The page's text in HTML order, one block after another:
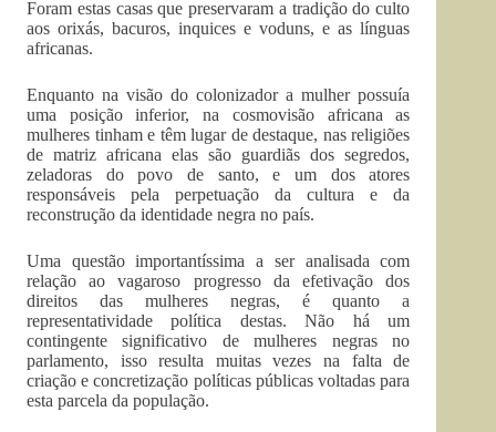
Foram estas casas que preservaram a tradição do culto
aos orixás, bacuros, inquices e voduns, e as línguas
africanas.
Enquanto na visão do colonizador a mulher possuía
uma posição inferior, na cosmovisão africana as
mulheres tinham e têm lugar de destaque, nas religiões
de matriz africana elas são guardiãs dos segredos,
zeladoras do povo de santo, e um dos atores
responsáveis pela perpetuação da cultura e da
reconstrução da identidade negra no país.
Uma questão importantíssima a ser analisada com
relação ao vagaroso progresso da efetivação dos
direitos das mulheres negras, é quanto a
representatividade política destas. Não há um
contingente significativo de mulheres negras no
parlamento, isso resulta muitas vezes na falta de
criação e concretização políticas públicas voltadas para
esta parcela da população.